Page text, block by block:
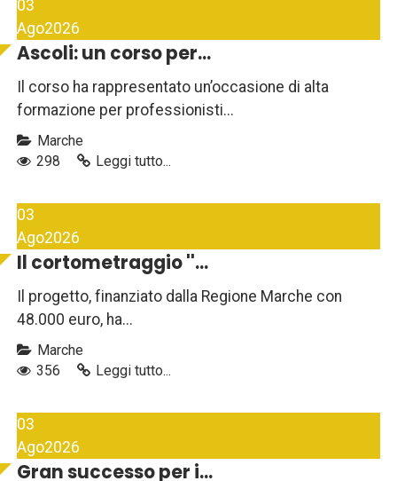
03
Ago2026
Ascoli: un corso per...
Il corso ha rappresentato un’occasione di alta
formazione per professionisti...
Marche
298
Leggi tutto...
03
Ago2026
Il cortometraggio ''...
Il progetto, finanziato dalla Regione Marche con
48.000 euro, ha...
Marche
356
Leggi tutto...
03
Ago2026
Gran successo per i...